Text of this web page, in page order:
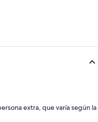
extra, que varía según la